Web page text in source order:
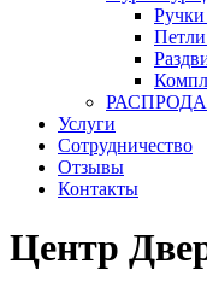
Услуги
Сотрудничество
Отзывы
Контакты
Центр